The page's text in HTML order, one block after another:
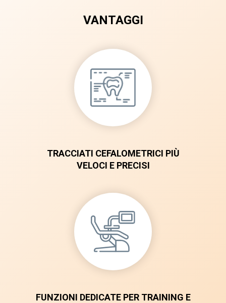
VANTAGGI
TRACCIATI CEFALOMETRICI PIÙ
VELOCI E PRECISI
FUNZIONI DEDICATE PER TRAINING E